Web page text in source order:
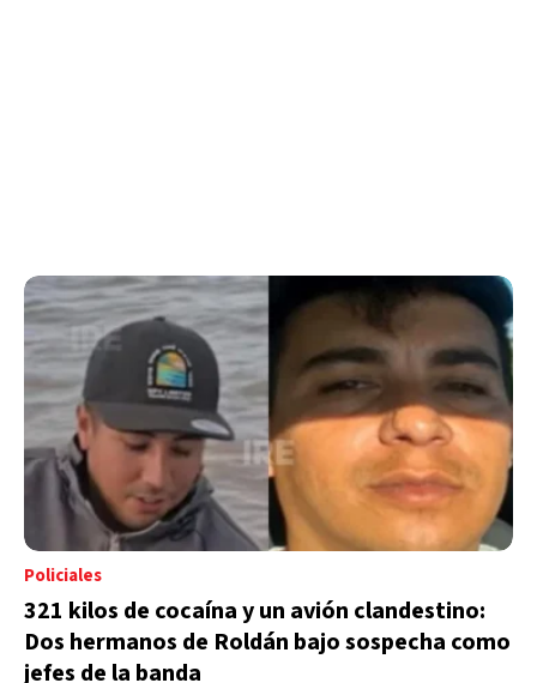
Policiales
321 kilos de cocaína y un avión clandestino:
Dos hermanos de Roldán bajo sospecha como
jefes de la banda